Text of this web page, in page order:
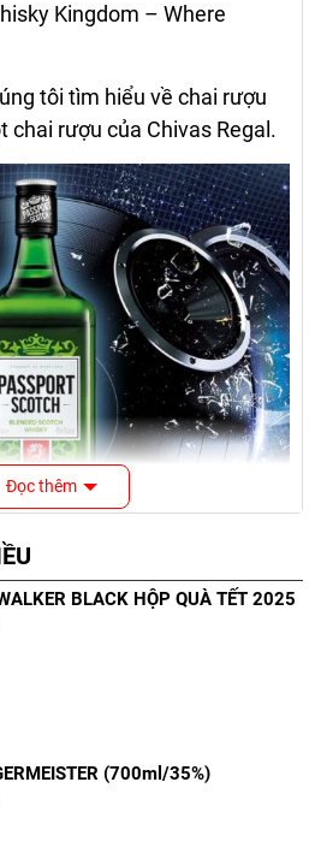
Kingdom – Where
tôi tìm hiểu về chai rượu
chai rượu của Chivas Regal.
là một chai
Đọc thêm
BLACK HỘP QUÀ TẾT 2025
(700ml/35%)